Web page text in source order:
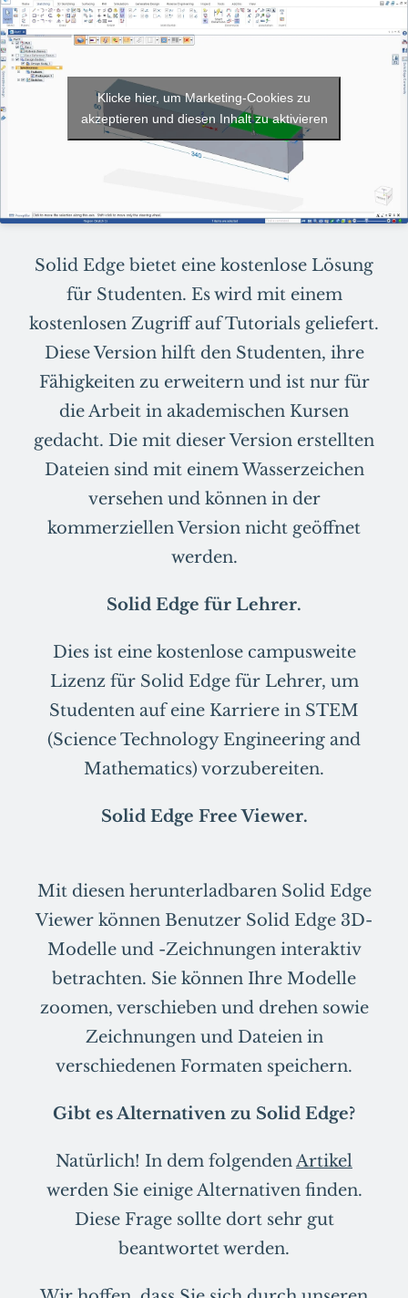
Klicke hier, um Marketing-Cookies zu
akzeptieren und diesen Inhalt zu aktivieren
Solid Edge bietet eine kostenlose Lösung
für Studenten. Es wird mit einem
kostenlosen Zugriff auf Tutorials geliefert.
Diese Version hilft den Studenten, ihre
Fähigkeiten zu erweitern und ist nur für
die Arbeit in akademischen Kursen
gedacht. Die mit dieser Version erstellten
Dateien sind mit einem Wasserzeichen
versehen und können in der
kommerziellen Version nicht geöffnet
werden.
Solid Edge für Lehrer.
Dies ist eine kostenlose campusweite
Lizenz für Solid Edge für Lehrer, um
Studenten auf eine Karriere in STEM
(Science Technology Engineering and
Mathematics) vorzubereiten.
Solid Edge Free Viewer.
Mit diesen herunterladbaren Solid Edge
Viewer können Benutzer Solid Edge 3D-
Modelle und -Zeichnungen interaktiv
betrachten. Sie können Ihre Modelle
zoomen, verschieben und drehen sowie
Zeichnungen und Dateien in
verschiedenen Formaten speichern.
Gibt es Alternativen zu Solid Edge?
Natürlich! In dem folgendenArtikel
werden Sie einige Alternativen finden.
Diese Frage sollte dort sehr gut
beantwortet werden.